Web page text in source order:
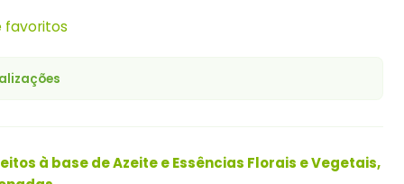
favoritos
à base de Azeite e Essências Florais e Vegetais,